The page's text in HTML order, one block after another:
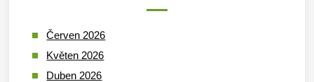
Červen 2026
Květen 2026
Duben 2026